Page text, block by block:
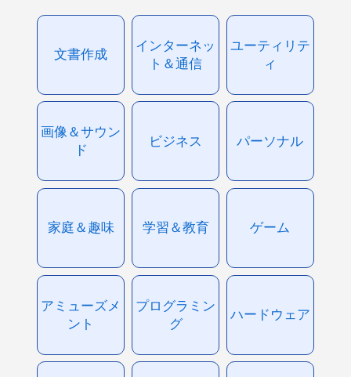
文書作成
インターネッ
ト＆通信
ユーティリテ
ィ
画像＆サウン
ド
ビジネス パーソナル
家庭＆趣味 学習＆教育 ゲーム
アミューズメ
ント
プログラミン
グ
ハードウェア